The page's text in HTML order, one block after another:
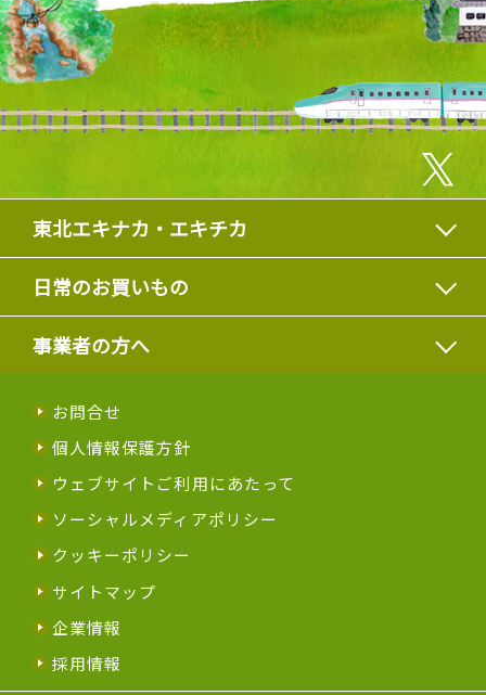
東北エキナカ・エキチカ
日常のお買いもの
事業者の方へ
お問合せ
個人情報保護方針
ウェブサイトご利用にあたって
ソーシャルメディアポリシー
クッキーポリシー
サイトマップ
企業情報
採用情報